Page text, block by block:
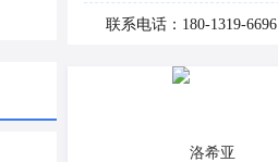
联系电话：180-1319-6696